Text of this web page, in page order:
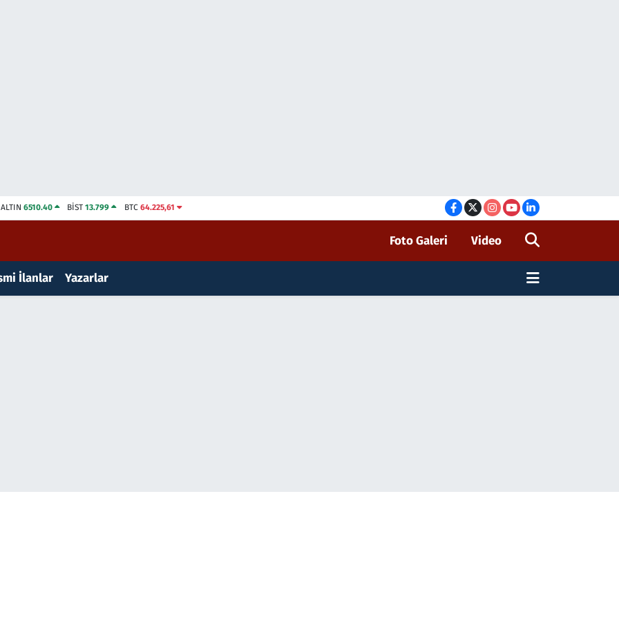
ALTIN 6510.40 BİST13.799 BTC 64.225,61
Foto Galeri Video
İlanlar Yazarlar